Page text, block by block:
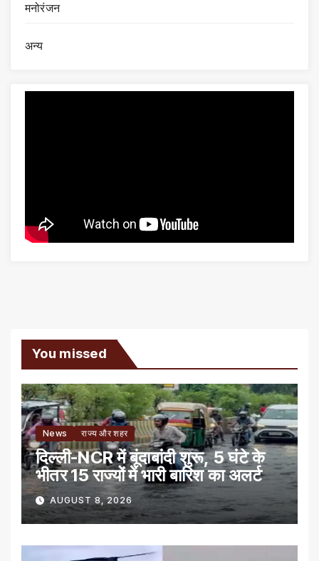
मनोरंजन
अन्य
You missed
News राज्य और शहर
दिल्ली-NCR में बूंदाबांदी शुरू, 5 घंटे के
भीतर 15 राज्यों में भारी बारिश का अलर्ट
AUGUST 8, 2026